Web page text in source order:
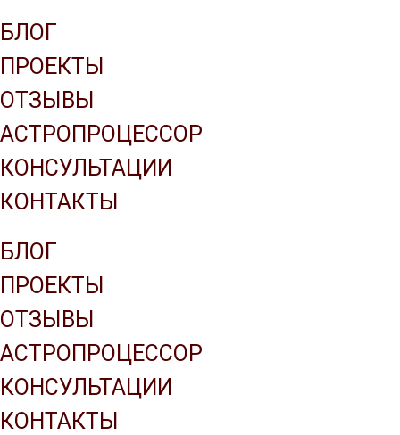
БЛОГ
ПРОЕКТЫ
ОТЗЫВЫ
АСТРОПРОЦЕССОР
КОНСУЛЬТАЦИИ
КОНТАКТЫ
БЛОГ
ПРОЕКТЫ
ОТЗЫВЫ
АСТРОПРОЦЕССОР
КОНСУЛЬТАЦИИ
КОНТАКТЫ